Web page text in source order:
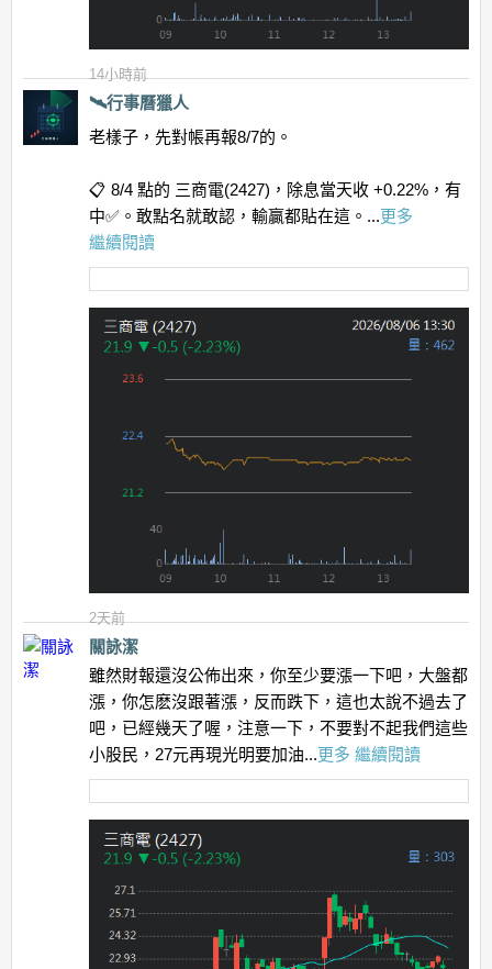
14小時前
🛰️行事曆獵人
老樣子，先對帳再報8/7的。
📋 8/4 點的 三商電(2427)，除息當天收 +0.22%，有
中✅。敢點名就敢認，輸贏都貼在這。...更多
繼續閱讀
2天前
關詠潔
雖然財報還沒公佈出來，你至少要漲一下吧，大盤都
漲，你怎麽沒跟著漲，反而跌下，這也太說不過去了
吧，已經幾天了喔，注意一下，不要對不起我們這些
小股民，27元再現光明要加油...更多 繼續閱讀